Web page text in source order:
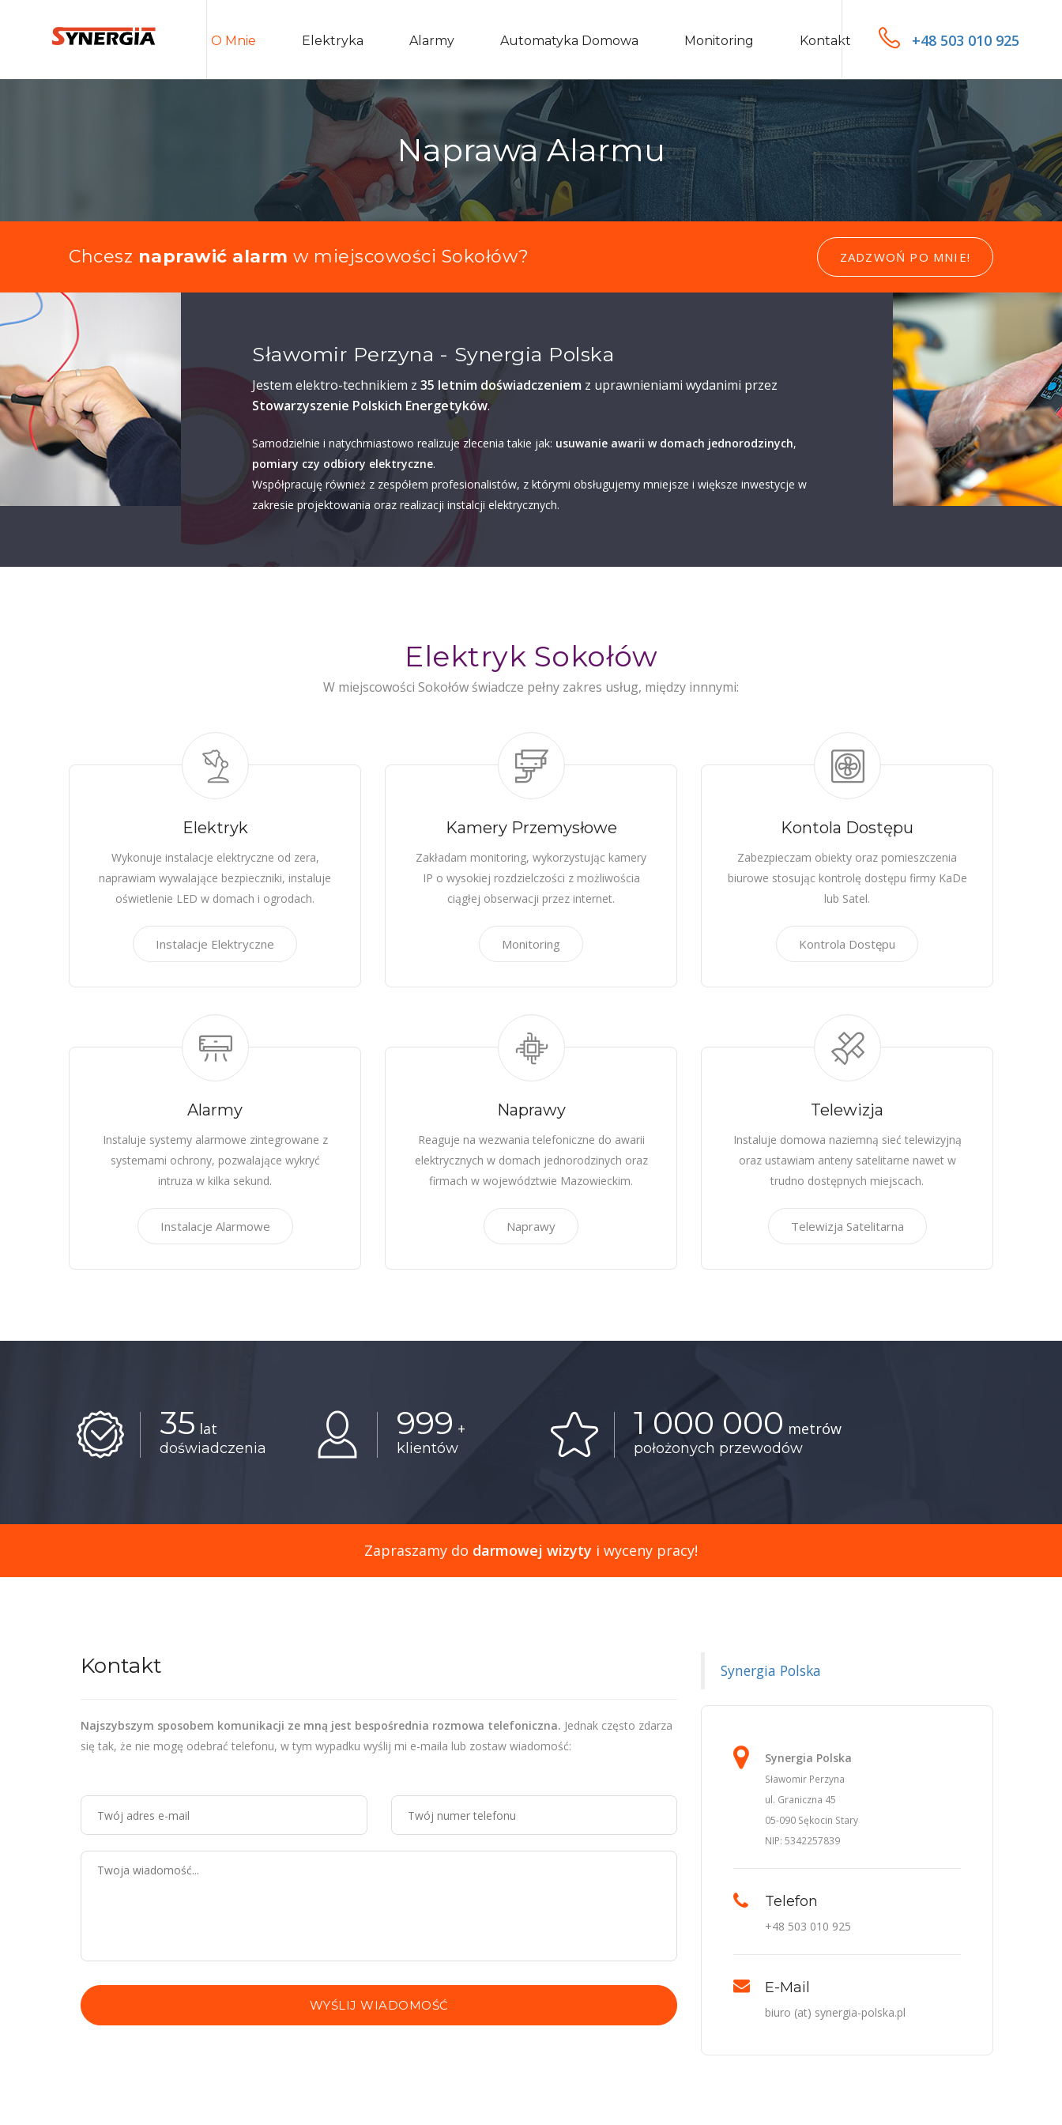
O Mnie Elektryka Alarmy Automatyka Domowa Monitoring Kontakt +48 503 010 925
Naprawa Alarmu
Chcesz naprawić alarm w miejscowości Sokołów? ZADZWOŃ PO MNIE!
Sławomir Perzyna - Synergia Polska
Jestem elektro-technikiem z 35 letnim doświadczeniem z uprawnieniami wydanimi przez
Stowarzyszenie Polskich Energetyków.
Samodzielnie i natychmiastowo realizuje zlecenia takie jak: usuwanie awarii w domach jednorodzinych,
pomiary czy odbiory elektryczne.
Współpracuję również z zespółem profesionalistów, z którymi obsługujemy mniejsze i większe inwestycje w
zakresie projektowania oraz realizacji instalcji elektrycznych.
Elektryk Sokołów
W miejscowości Sokołów świadcze pełny zakres usług, między innnymi:
Elektryk
Wykonuje instalacje elektryczne od zera,
naprawiam wywalające bezpieczniki, instaluje
oświetlenie LED w domach i ogrodach.
Instalacje Elektryczne
Kamery Przemysłowe
Zakładam monitoring, wykorzystując kamery
IP o wysokiej rozdzielczości z możliwościa
ciągłej obserwacji przez internet.
Monitoring
Kontola Dostępu
Zabezpieczam obiekty oraz pomieszczenia
biurowe stosując kontrolę dostępu firmy KaDe
lub Satel.
Kontrola Dostępu
Alarmy
Instaluje systemy alarmowe zintegrowane z
systemami ochrony, pozwalające wykryć
intruza w kilka sekund.
Instalacje Alarmowe
Naprawy
Reaguje na wezwania telefoniczne do awarii
elektrycznych w domach jednorodzinych oraz
firmach w województwie Mazowieckim.
Naprawy
Telewizja
Instaluje domowa naziemną sieć telewizyjną
oraz ustawiam anteny satelitarne nawet w
trudno dostępnych miejscach.
Telewizja Satelitarna
35 lat
doświadczenia
999 +
klientów
1 000 000 metrów
położonych przewodów
Zapraszamy do darmowej wizyty i wyceny pracy!
Kontakt
Najszybszym sposobem komunikacji ze mną jest bespośrednia rozmowa telefoniczna. Jednak często zdarza
się tak, że nie mogę odebrać telefonu, w tym wypadku wyślij mi e-maila lub zostaw wiadomość:
WYŚLIJ WIADOMOŚĆ
Synergia Polska
Synergia Polska
Sławomir Perzyna
ul. Graniczna 45
05-090 Sękocin Stary
NIP: 5342257839
Telefon
+48 503 010 925
E-Mail
biuro (at) synergia-polska.pl